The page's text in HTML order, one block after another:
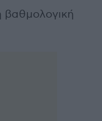
βαθμολογική